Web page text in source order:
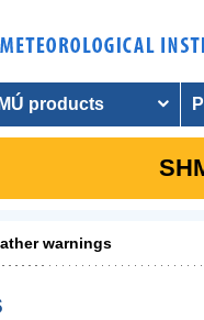
products
warnings